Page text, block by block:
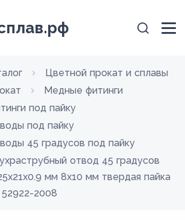
Цветной прокат и сплавы
Медные фитинги
под пайку
под пайку
45 градусов под пайку
отвод 45 градусов
мм 8х10 мм твердая пайка
2008